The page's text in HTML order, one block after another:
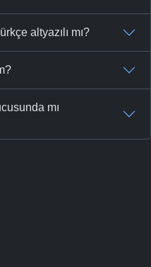
altyazılı mı?
mı